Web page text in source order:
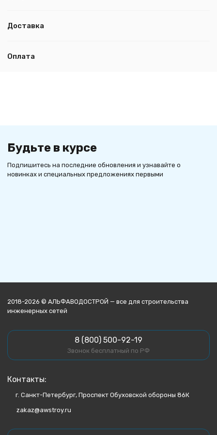
Доставка
Оплата
Будьте в курсе
Подпишитесь на последние обновления и узнавайте о
новинках и специальных предложениях первыми
2018-2026 © АЛЬФАВОДОСТРОЙ — все для строительства
инженерных сетей
8 (800) 500-92-19
Звонок бесплатный по РФ
Контакты:
г. Санкт-Петербург, Проспект Обуховской обороны 86К
zakaz@awstroy.ru